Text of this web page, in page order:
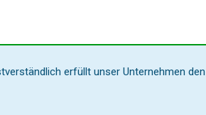
erfüllt unser Unternehmen den